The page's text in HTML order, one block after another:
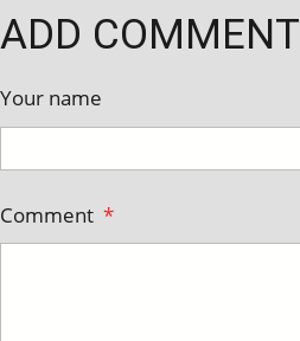
ADD COMMENT
Your name
Comment *